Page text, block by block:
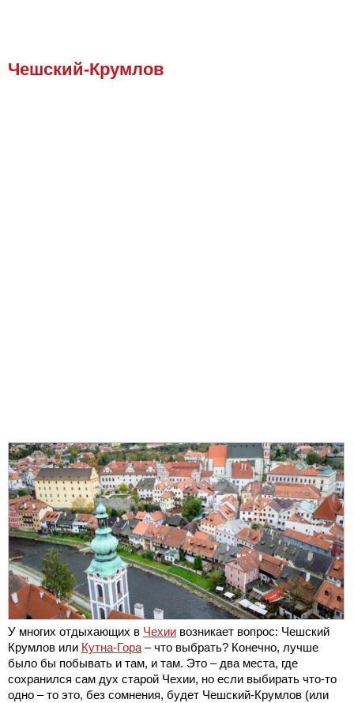
Чешский-Крумлов
У многих отдыхающих в Чехии возникает вопрос: Чешский
Крумлов или Кутна-Гора – что выбрать? Конечно, лучше
было бы побывать и там, и там. Это – два места, где
сохранился сам дух старой Чехии, но если выбирать что-то
одно – то это, без сомнения, будет Чешский-Крумлов (или